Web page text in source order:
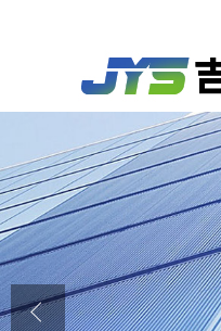
公司首页
公司动态
产品展厅
证书荣誉
联系方式